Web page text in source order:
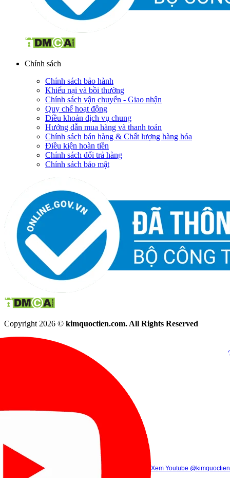
Chính sách
Chính sách bảo hành
Khiếu nại và bồi thường
Chính sách vận chuyển - Giao nhận
Quy chế hoạt động
Điều khoản dịch vụ chung
Hướng dẫn mua hàng và thanh toán
Chính sách bán hàng & Chất lượng hàng hóa
Điều kiện hoàn tiền
Chính sách đổi trả hàng
Chính sách bảo mật
Copyright 2026 © kimquoctien.com. All Rights Reserved
Xem Tik Tok
(8h00 - 21h30)
(8h00 -
Gọi điện (8h00 - 21h30)
Xem Youtube @kimquoctien